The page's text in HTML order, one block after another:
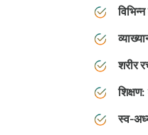
शरीर
शिक्षण:
स्व-